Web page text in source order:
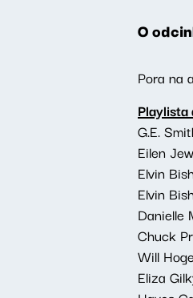
O
Pora na
G.E.
Eilen
Elvin
Elvin
Danielle
Chuck
Will
Eliza